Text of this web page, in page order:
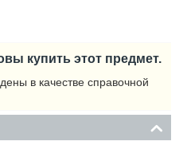
купить этот предмет.
в качестве справочной